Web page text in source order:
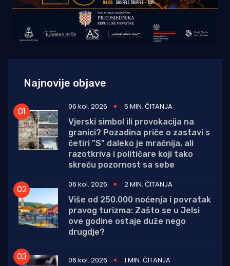
Najnovije objave
06 kol. 2026
5 MIN. ČITANJA
Vjerski simbol ili provokacija na
granici? Pozadina priče o zastavi s
četiri "S" daleko je mračnija, ali
razotkriva i političare koji tako
skreću pozornost sa sebe
06 kol. 2026
2 MIN. ČITANJA
Više od 250.000 noćenja i povratak
pravog turizma: Zašto se u Jelsi
ove godine ostaje duže nego
drugdje?
06 kol. 2026
1 MIN. ČITANJA